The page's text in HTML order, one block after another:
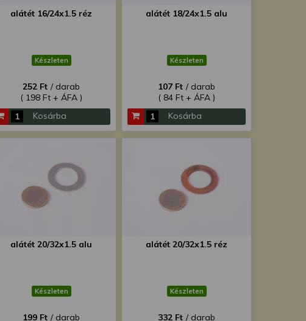
alátét 16/24x1.5 réz
Készleten
252 Ft / darab
( 198 Ft + ÁFA )
Kosárba
alátét 18/24x1.5 alu
Készleten
107 Ft / darab
( 84 Ft + ÁFA )
Kosárba
alátét 20/32x1.5 alu
Készleten
199 Ft / darab
alátét 20/32x1.5 réz
Készleten
332 Ft / darab